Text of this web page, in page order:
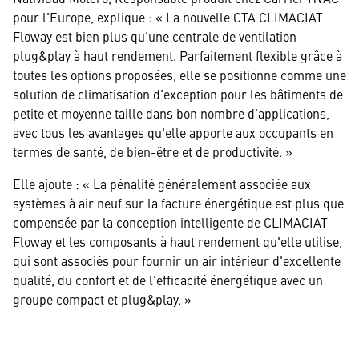
pour l'Europe, explique : « La nouvelle CTA CLIMACIAT
Floway est bien plus qu'une centrale de ventilation
plug&play à haut rendement. Parfaitement flexible grâce à
toutes les options proposées, elle se positionne comme une
solution de climatisation d'exception pour les bâtiments de
petite et moyenne taille dans bon nombre d'applications,
avec tous les avantages qu'elle apporte aux occupants en
termes de santé, de bien-être et de productivité. »
Elle ajoute : « La pénalité généralement associée aux
systèmes à air neuf sur la facture énergétique est plus que
compensée par la conception intelligente de CLIMACIAT
Floway et les composants à haut rendement qu'elle utilise,
qui sont associés pour fournir un air intérieur d'excellente
qualité, du confort et de l'efficacité énergétique avec un
groupe compact et plug&play. »